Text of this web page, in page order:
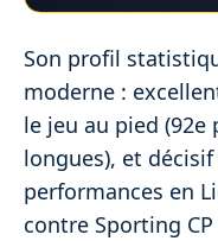
Son profil
moderne :
le jeu au pied (92e
longues), et
performances en
contre Sporting